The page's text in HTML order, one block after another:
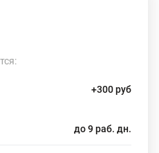
+300 руб
до 9 раб. дн.